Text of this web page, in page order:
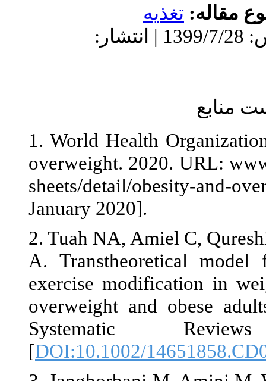
19 | پذیرش: 1399/7/28 | انتشار:
1. World
overweight.
sheets/
2. Tuah NA,
A.
exercise
overweight
[